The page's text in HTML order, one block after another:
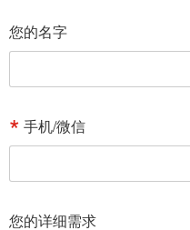
您的名字
手机/微信
您的详细需求